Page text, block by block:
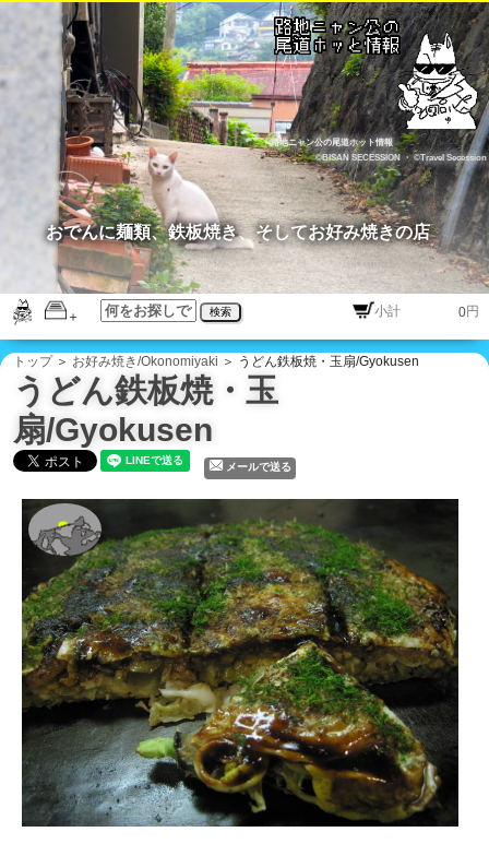
路地ニャン公の尾道ホット情報
©BISAN SECESSION
・©Travel Secession
検索 円
おでんに麺類、鉄板焼き、そしてお好み焼きの店
トップ＞ お好み焼き/Okonomiyaki ＞ うどん鉄板焼・玉扇/Gyokusen
うどん鉄板焼・玉
扇/Gyokusen
メールで送る